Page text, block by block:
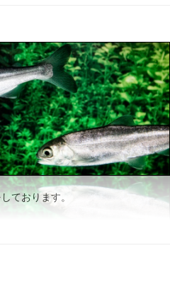
ております。